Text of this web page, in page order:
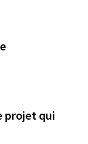
projet qui